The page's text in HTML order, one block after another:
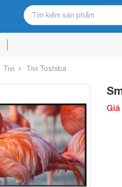
Tivi Tivi Toshiba
Giá